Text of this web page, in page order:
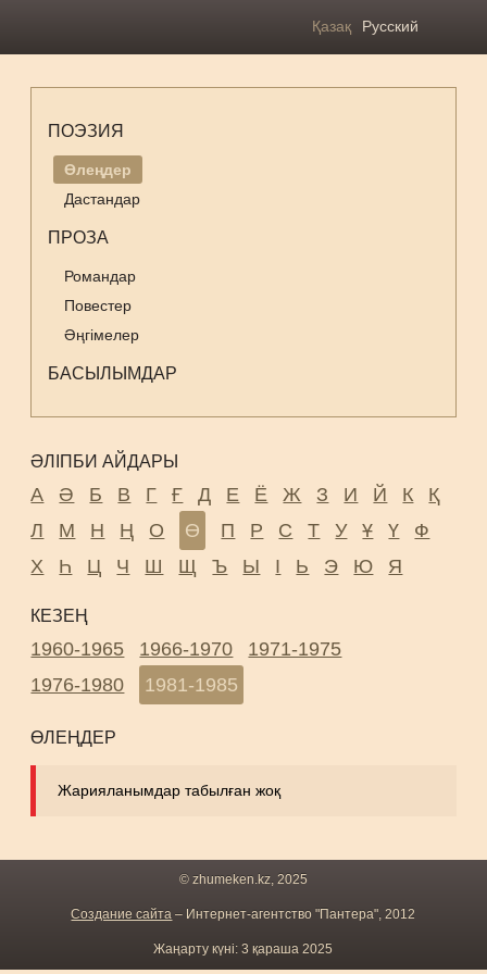
Қазақ Русский
ПОЭЗИЯ
Өлеңдер
Дастандар
ПРОЗА
Романдар
Повестер
Әңгімелер
БАСЫЛЫМДАР
ӘЛІПБИ АЙДАРЫ
А Ә Б В Г Ғ Д Е Ё Ж З И Й К
Қ
Л
М Н Ң О Ө П Р С Т У Ұ Ү
Ф
Х
Һ Ц Ч Ш Щ Ъ Ы І Ь Э Ю Я
КЕЗЕҢ
1960-1965 1966-1970
1971-1975
1976-1980
1981-1985
ӨЛЕҢДЕР
Жарияланымдар табылған жоқ
© zhumeken.kz, 2025
Создание сайта – Интернет-агентство "Пантера", 2012
Жаңарту күні: 3 қараша 2025